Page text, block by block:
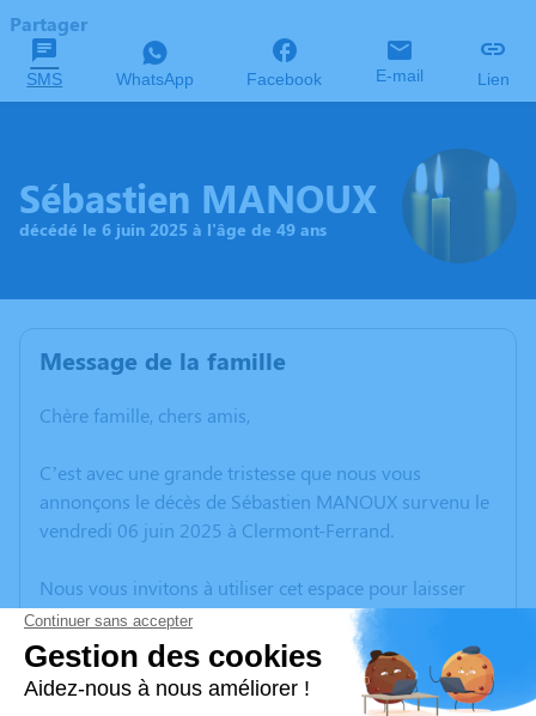
Partager
SMS WhatsApp Facebook E-mail Lien
Sébastien MANOUX
décédé le 6 juin 2025 à l'âge de 49 ans
Message de la famille
Chère famille, chers amis,
C’est avec une grande tristesse que nous vous
annonçons le décès de Sébastien MANOUX survenu le
vendredi 06 juin 2025 à Clermont-Ferrand.
Nous vous invitons à utiliser cet espace pour laisser
vos condoléances, partager des photos souvenirs, une
anecdote ou exprimer vos pensées à travers des
poèmes ou des textes. Cet endroit est un lieu
d'expression dédié à honorer la mémoire de Sébastien